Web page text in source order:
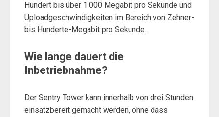
Hundert bis über 1.000 Megabit pro Sekunde und
Uploadgeschwindigkeiten im Bereich von Zehner-
bis Hunderte-Megabit pro Sekunde.
Wie lange dauert die
Inbetriebnahme?
Der Sentry Tower kann innerhalb von drei Stunden
einsatzbereit gemacht werden, ohne dass